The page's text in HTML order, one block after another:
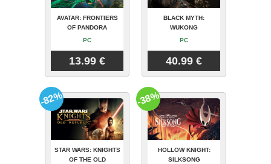
AVATAR: FRONTIERS
OF PANDORA
PC
13.99 €
BLACK MYTH:
WUKONG
PC
40.99 €
STAR WARS: KNIGHTS
OF THE OLD
-82%
HOLLOW KNIGHT:
SILKSONG
-38%